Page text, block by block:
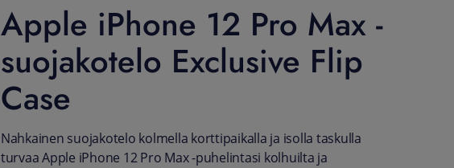
Apple iPhone 12 Pro Max -
suojakotelo Exclusive Flip
Case
Nahkainen suojakotelo kolmella korttipaikalla ja isolla taskulla
turvaa Apple iPhone 12 Pro Max -puhelintasi kolhuilta ja